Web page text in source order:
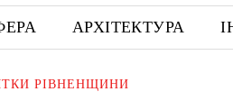
АРХІТЕКТУРА
РІВНЕНЩИНИ